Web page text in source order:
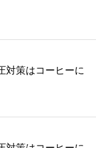
対策はコーヒーに